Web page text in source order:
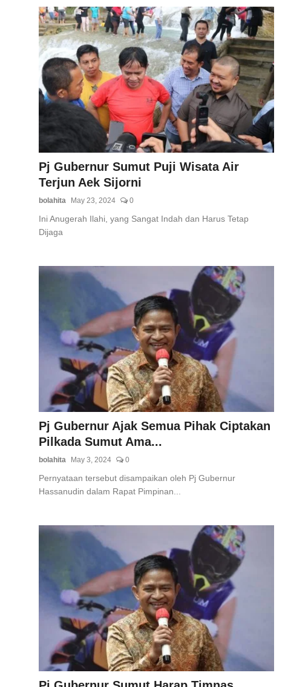
Pj Gubernur Sumut Puji Wisata Air
Terjun Aek Sijorni
bolahita May 23, 2024 0
Ini Anugerah Ilahi, yang Sangat Indah dan Harus Tetap
Dijaga
Pj Gubernur Ajak Semua Pihak Ciptakan
Pilkada Sumut Ama...
bolahita May 3, 2024 0
Pernyataan tersebut disampaikan oleh Pj Gubernur
Hassanudin dalam Rapat Pimpinan...